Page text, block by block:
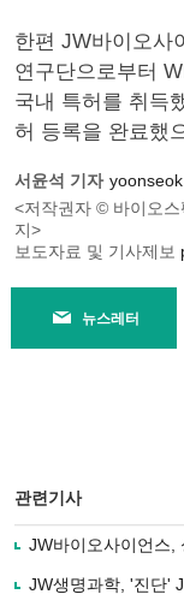
한편 JW바이오사
연구단으로부터
국내 특허를 취득
허 등록을 완료했
서윤석 기자
<저작권자 © 바이오
지>
보도자료 및 기사제보
뉴스레터
관련기사
JW바이오사이언스,
JW생명과학, '진단'